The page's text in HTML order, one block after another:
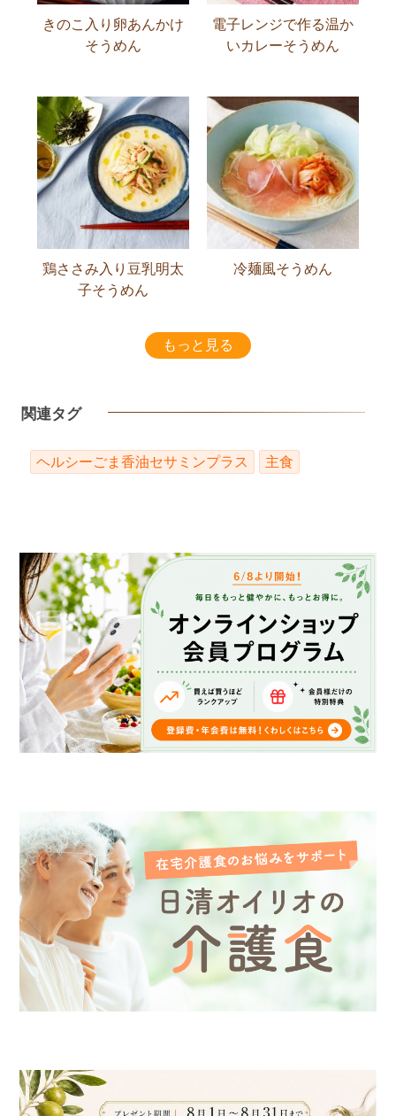
きのこ入り卵あんかけ
そうめん
電子レンジで作る温か
いカレーそうめん
鶏ささみ入り豆乳明太
子そうめん
冷麺風そうめん
もっと見る
関連タグ
ヘルシーごま香油セサミンプラス 主食